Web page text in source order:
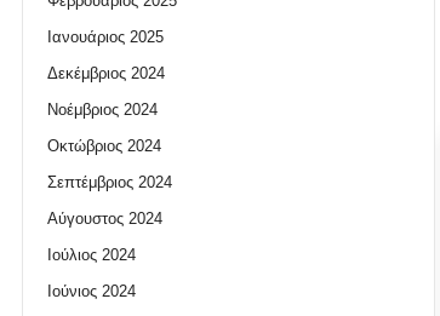
Ιανουάριος 2025
Δεκέμβριος 2024
Νοέμβριος 2024
Οκτώβριος 2024
Σεπτέμβριος 2024
Αύγουστος 2024
Ιούλιος 2024
Ιούνιος 2024